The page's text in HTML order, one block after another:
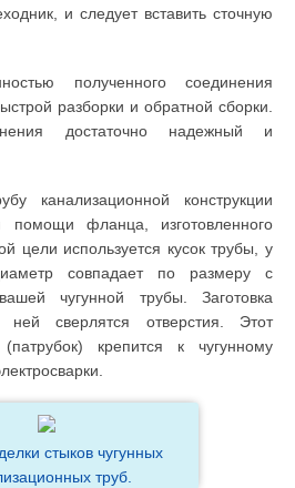
и следует вставить сточную
полученного соединения
разборки и обратной сборки.
достаточно надежный и
канализационной конструкции
помощи фланца, изготовленного
цели используется кусок трубы, у
совпадает по размеру с
чугунной трубы. Заготовка
ней сверлятся отверстия. Этот
крепится к чугунному
стыков чугунных
труб.